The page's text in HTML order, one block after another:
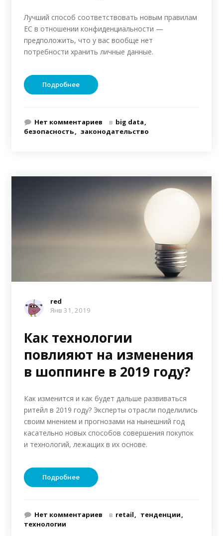
Лучший способ соответствовать новым правилам
ЕС в отношении конфиденциальности —
предположить, что у вас вообще нет
потребности хранить личные данные.
Подробнее
Нет комментариев в big data
безопасность
законодательство
red
Янв 31, 2019
Как технологии
повлияют на изменения
в шоппинге в 2019 году?
Как изменится и как будет дальше развиваться
ритейл в 2019 году? Эксперты отрасли поделились
своим мнением и прогнозами на нынешний год
касательно новых способов совершения покупок
и технологий, лежащих в их основе.
Подробнее
Нет комментариев в retail
тенденции
технологии